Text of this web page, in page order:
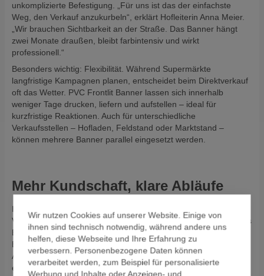
Wir nutzen Cookies auf unserer Website. Einige von
ihnen sind technisch notwendig, während andere uns
helfen, diese Webseite und Ihre Erfahrung zu
verbessern. Personenbezogene Daten können
verarbeitet werden, zum Beispiel für personalisierte
Werbung und Inhalte oder Anzeigen- und
unkomplizierte Befestigung. „Für uns ist das der einfachste
Weg, den Verkauf anzukurbeln“, erklärt Hofleiterin Anna Meier.
„Wir brauchen Sichtbarkeit an der Straße. Das Banner hängt
zwei Monate draußen, bleibt farbintensiv und wirkt
professionell.“
Besonders wichtig: Flexibilität. Während Supermärkte
langfristige Kampagnen planen, entscheidet beim Direktverkauf
oft das Wetter. PVC Frontlit Banner lassen sich innerhalb
weniger Tage drucken, liefern und aufstellen – ideal für
kurzfristige Reaktionen. Auch für unterschiedliche
Verkaufsstellen – Hofladen, Feldstand oder Marktstand –
können mehrere Banner parallel eingesetzt werden.
Mehr Kundschaft, klare Abläufe
Im Betrieb zeigt sich der Vorteil besonders bei großem Andrang.
Viele Besucher:innen orientieren sich visuell: Ein klar bedrucktes
Banner mit „Spargel frisch vom Feld“ oder „Jetzt neu:
Erdbeeren“ strukturiert den Hofplatz und lenkt Besucherströme.
An Wochenenden, wenn hunderte Autos vorfahren, hilft diese
einfache Lösung, den Ablauf zu ordnen.